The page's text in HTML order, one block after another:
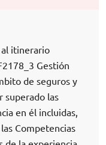
al itinerario
Gestión
de seguros y
superado las
en él incluidas,
Competencias